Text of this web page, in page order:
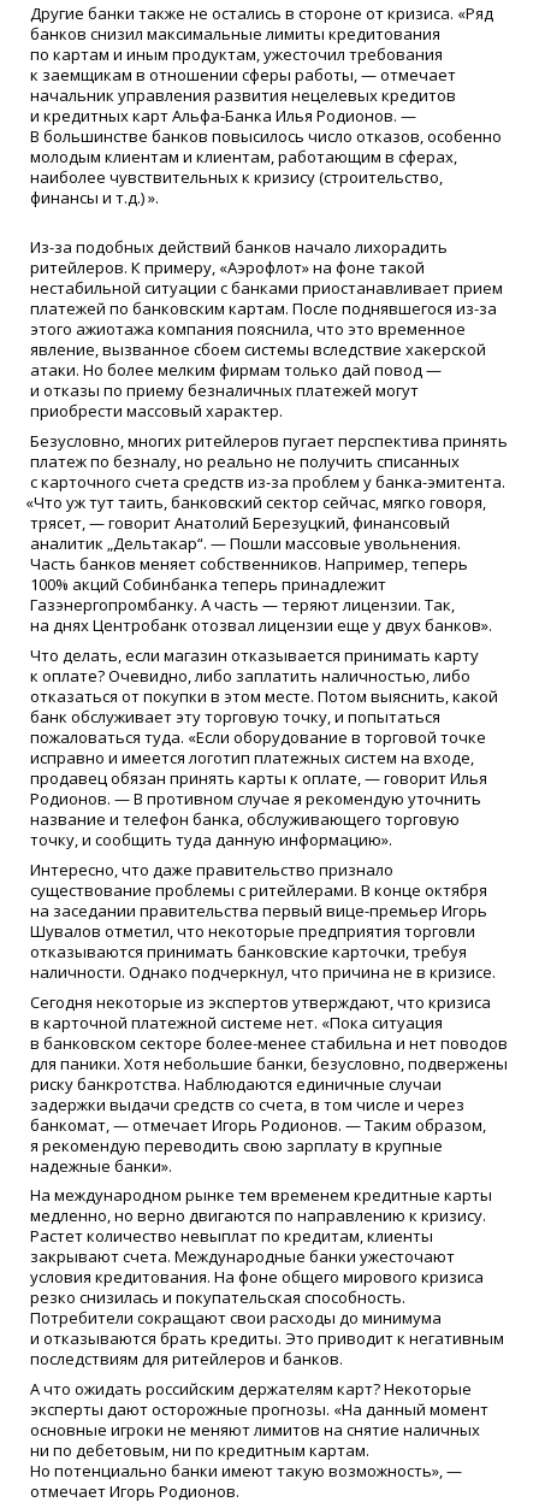
Другие банки также не остались в стороне от кризиса. «Ряд
банков снизил максимальные лимиты кредитования
по картам и иным продуктам, ужесточил требования
к заемщикам в отношении сферы работы, — отмечает
начальник управления развития нецелевых кредитов
и кредитных карт Альфа-Банка Илья Родионов. —
В большинстве банков повысилось число отказов, особенно
молодым клиентам и клиентам, работающим в сферах,
наиболее чувствительных к кризису(строительство,
финансы и т.д.) ».
Из-за подобных действий банков начало лихорадить
ритейлеров. К примеру, «Аэрофлот» на фоне такой
нестабильной ситуации с банками приостанавливает прием
платежей по банковским картам. После поднявшегося из-за
этого ажиотажа компания пояснила, что это временное
явление, вызванное сбоем системы вследствие хакерской
атаки. Но более мелким фирмам только дай повод —
и отказы по приему безналичных платежей могут
приобрести массовый характер.
Безусловно, многих ритейлеров пугает перспектива принять
платеж по безналу, но реально не получить списанных
с карточного счета средств из-за проблем у банка-эмитента.
«Что уж тут таить, банковский сектор сейчас, мягко говоря,
трясет, — говорит Анатолий Березуцкий, финансовый
аналитик „Дельтакар“. — Пошли массовые увольнения.
Часть банков меняет собственников. Например, теперь
100% акций Собинбанка теперь принадлежит
Газэнергопромбанку. А часть — теряют лицензии. Так,
на днях Центробанк отозвал лицензии еще у двух банков».
Что делать, если магазин отказывается принимать карту
к оплате? Очевидно, либо заплатить наличностью, либо
отказаться от покупки в этом месте. Потом выяснить, какой
банк обслуживает эту торговую точку, и попытаться
пожаловаться туда. «Если оборудование в торговой точке
исправно и имеется логотип платежных систем на входе,
продавец обязан принять карты к оплате, — говорит Илья
Родионов. — В противном случае я рекомендую уточнить
название и телефон банка, обслуживающего торговую
точку, и сообщить туда данную информацию».
Интересно, что даже правительство признало
существование проблемы с ритейлерами. В конце октября
на заседании правительства первый вице-премьер Игорь
Шувалов отметил, что некоторые предприятия торговли
отказываются принимать банковские карточки, требуя
наличности. Однако подчеркнул, что причина не в кризисе.
Сегодня некоторые из экспертов утверждают, что кризиса
в карточной платежной системе нет. «Пока ситуация
в банковском секторе более-менее стабильна и нет поводов
для паники. Хотя небольшие банки, безусловно, подвержены
риску банкротства. Наблюдаются единичные случаи
задержки выдачи средств со счета, в том числе и через
банкомат, — отмечает Игорь Родионов. — Таким образом,
я рекомендую переводить свою зарплату в крупные
надежные банки».
На международном рынке тем временем кредитные карты
медленно, но верно двигаются по направлению к кризису.
Растет количество невыплат по кредитам, клиенты
закрывают счета. Международные банки ужесточают
условия кредитования. На фоне общего мирового кризиса
резко снизилась и покупательская способность.
Потребители сокращают свои расходы до минимума
и отказываются брать кредиты. Это приводит к негативным
последствиям для ритейлеров и банков.
А что ожидать российским держателям карт? Некоторые
эксперты дают осторожные прогнозы. «На данный момент
основные игроки не меняют лимитов на снятие наличных
ни по дебетовым, ни по кредитным картам.
Но потенциально банки имеют такую возможность», —
отмечает Игорь Родионов.